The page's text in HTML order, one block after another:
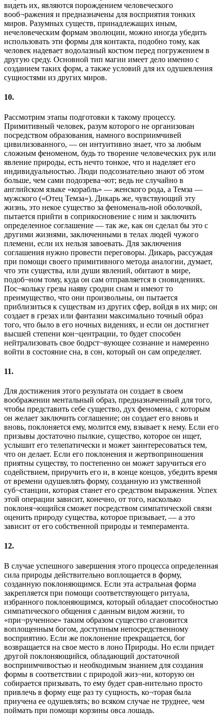
видеть их, являются порождением человеческого
вооб¬ражения и предназначены для восприятия тонких
миров. Разумных существ, принадлежащих иным,
нечеловеческим формам эволюции, можно иногда убедить
использовать эти формы для контакта, подобно тому, как
человек надевает водолазный костюм перед погружением в
другую среду. Основной тип магии имеет дело именно с
созданием таких форм, а также условий для их одушевления
сущностями из других миров.
10.
Рассмотрим этапы подготовки к такому процессу.
Примитивный человек, разум которого не организован
посредством образования, намного восприимчивей
цивилизованного, — он интуитивно знает, что за любым
сложным феноменом, будь то творение человеческих рук или
явление природы, есть нечто тонкое, что и наделяет его
индивидуальностью. Люди подсознательно знают об этом
больше, чем сами подозрева¬ют; ведь не случайно в
английском языке «корабль» — женского рода, а Темза —
мужского («Отец Темза»). Дикарь же, чувствующий эту
жизнь, это некое существо за феноменаль-ной оболочкой,
пытается прийти в соприкосновение с ним и заключить
определенное соглашение — так же, как он сделал бы это с
другими жизнями, заключенными в телах людей чужого
племени, если их нельзя завоевать. Для заключения
соглашения нужно провести переговоры. Дикарь, рассуждая
при помощи своего примитивного метода аналогии, думает,
что эти существа, или души явлений, обитают в мире,
подоб¬ном тому, куда он сам отправляется в сновидениях.
Пос¬кольку грезы наяву сродни снам и имеют то
преимущество, что они произвольны, он пытается
приблизиться к существам из других сфер, войдя в их мир; он
создает в грезах или фантазии максимально точный образ
того, что было в его ночных видениях, и если он достигнет
высшей степени кон¬центрации, то будет способен
нейтрализовать свое бодрст¬вующее сознание и намеренно
войти в состояние сна, в сон, который он сам определяет.
11.
Для достижения этого результата он создает в своем
воображении ментальный образ, предназначенный для того,
чтобы представить себе существо, дух феномена, с которым
он желает заключить соглашение; он создает его вновь и
вновь, поклоняется ему, молится ему, взывает к нему. Если его
призывы достаточно пылкие, существо, которое он ищет,
услышит его телепатически и может заинтересоваться тем,
что он делает. Если его поклонения и жертвоприношения
приятны существу, то постепенно он может заручиться его
содействием, приручить его и, в конце концов, убедить время
от времени одушевлять форму, созданную из умственной
суб¬станции, которая станет его средством выражения. Успех
этой операции зависит, конечно, от того, насколько
поклоня¬ющийся сможет посредством симпатической связи
оценить природу существа, которое призывает, — а это
зависит от его собственной природы и темперамента.
12.
В случае успешного завершения этого процесса определенная
сила природы действительно воплощается в форму,
созданную поклоняющимся. Если эта астральная форма
закрепляется при помощи соответствующего ритуала,
избранного поклоняющимся, который обладает способностью
симпатического общения с данным видом жизни, то
«при¬рученное» таким образом существо сгановится
воплощенным богом, доступным непосредственному
восприятию. Если же поклонение прекращается, бог
возвращается на свое место в лоно Природы. Но если придет
другой поклоняющийся, обладающий достаточной
восприимчивостью и необходимым знанием для создания
формы в соответствии с природой жиз¬ни, которую он
собирается призывать, то ему будет срав-нительно просто
привлечь в форму еще раз ту сущность, ко¬торая была
приучена ее одушевлять; во всяком случае не труднее, чем
поймать при помощи корзины овса лошадь.